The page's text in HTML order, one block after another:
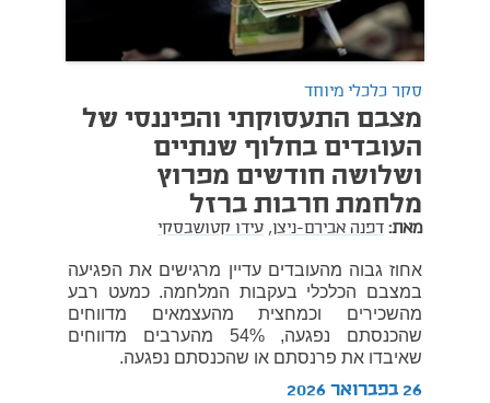
סקר כלכלי מיוחד
מצבם התעסוקתי והפיננסי של
העובדים בחלוף שנתיים
ושלושה חודשים מפרוץ
מלחמת חרבות ברזל
מאת: דפנה אבירם-ניצן, עידו קטושבסקי
אחוז גבוה מהעובדים עדיין מרגישים את הפגיעה
במצבם הכלכלי בעקבות המלחמה. כמעט רבע
מהשכירים וכמחצית מהעצמאים מדווחים
שהכנסתם נפגעה, 54% מהערבים מדווחים
שאיבדו את פרנסתם או שהכנסתם נפגעה.
26 בפברואר 2026